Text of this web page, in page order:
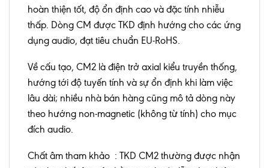
hoàn thiện tốt, độ ổn định cao và đặc tính nhiễu
thấp. Dòng CM được TKD định hướng cho các ứng
dụng audio, đạt tiêu chuẩn EU-RoHS.
Về cấu tạo, CM2 là điện trở axial kiểu truyền thống,
hướng tới độ tuyến tính và sự ổn định khi làm việc
lâu dài; nhiều nhà bán hàng cũng mô tả dòng này
theo hướng non-magnetic (không từ tính) cho mục
đích audio.
Chất âm tham khảo : TKD CM2 thường được nhận